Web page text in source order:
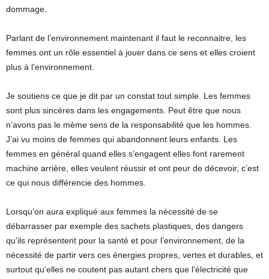
dommage.
Parlant de l’environnement maintenant il faut le reconnaitre, les
femmes ont un rôle essentiel à jouer dans ce sens et elles croient
plus à l’environnement.
Je soutiens ce que je dit par un constat tout simple. Les femmes
sont plus sincères dans les engagements. Peut être que nous
n’avons pas le mème sens de la responsabilité que les hommes.
J’ai vu moins de femmes qui abandonnent leurs enfants. Les
femmes en général quand elles s’engagent elles font rarement
machine arrière, elles veulent réussir et ont peur de décevoir, c’est
ce qui nous différencie des hommes.
Lorsqu’on aura expliqué aux femmes la nécessité de se
débarrasser par exemple des sachets plastiques, des dangers
qu’ils représentent pour la santé et pour l’environnement, de la
nécessité de partir vers ces énergies propres, vertes et durables, et
surtout qu’elles ne coutent pas autant chers que l’électricité que